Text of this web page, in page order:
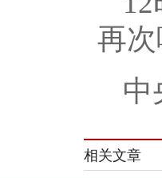
再
中
相关文章